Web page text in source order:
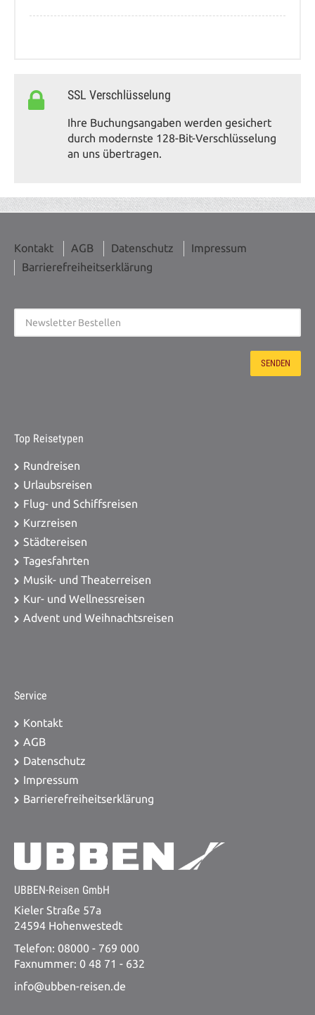
SSL Verschlüsselung
Ihre Buchungsangaben werden gesichert
durch modernste 128-Bit-Verschlüsselung
an uns übertragen.
Kontakt AGB Datenschutz
Impressum
Barrierefreiheitserklärung
Top Reisetypen
Rundreisen
Urlaubsreisen
Flug- und Schiffsreisen
Kurzreisen
Städtereisen
Tagesfahrten
Musik- und Theaterreisen
Kur- und Wellnessreisen
Advent und Weihnachtsreisen
Service
Kontakt
AGB
Datenschutz
Impressum
Barrierefreiheitserklärung
UBBEN-Reisen GmbH
Kieler Straße 57a
24594 Hohenwestedt
Telefon: 08000 - 769 000
Faxnummer: 0 48 71 - 632
info@ubben-reisen.de